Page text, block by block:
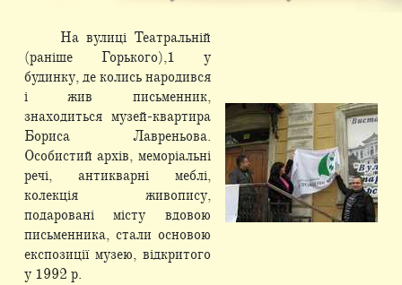
На вулиці Театральній
(раніше Горького),1 у
будинку, де колись народився
і жив письменник,
знаходиться музей-квартира
Бориса Лавреньова.
Особистий архів, меморіальні
речі, антикварні меблі,
колекція живопису,
подаровані місту вдовою
письменника, стали основою
експозиції музею, відкритого
у 1992 р.